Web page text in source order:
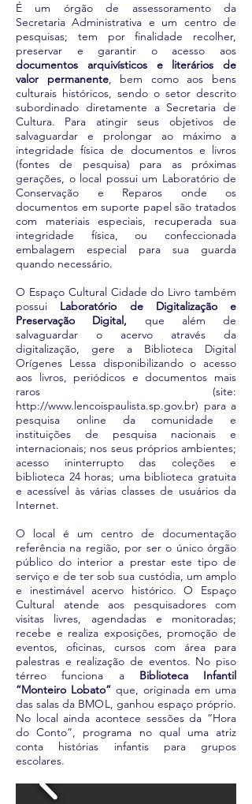
É um órgão de assessoramento da
Secretaria Administrativa e um centro de
pesquisas; tem por finalidade recolher,
preservar e garantir o acesso aos
documentos arquivísticos e literários de
valor permanente, bem como aos bens
culturais históricos, sendo o setor descrito
subordinado diretamente a Secretaria de
Cultura. Para atingir seus objetivos de
salvaguardar e prolongar ao máximo a
integridade física de documentos e livros
(fontes de pesquisa) para as próximas
gerações, o local possui um Laboratório de
Conservação e Reparos onde os
documentos em suporte papel são tratados
com materiais especiais, recuperada sua
integridade física, ou confeccionada
embalagem especial para sua guarda
quando necessário.
O Espaço Cultural Cidade do Livro também
possui Laboratório de Digitalização e
Preservação Digital, que além de
salvaguardar o acervo através da
digitalização, gere a Biblioteca Digital
Orígenes Lessa disponibilizando o acesso
aos livros, periódicos e documentos mais
raros (site:
http://www.lencoispaulista.sp.gov.br) para a
pesquisa online da comunidade e
instituições de pesquisa nacionais e
internacionais; nos seus próprios ambientes;
acesso ininterrupto das coleções e
biblioteca 24 horas; uma biblioteca gratuita
e acessível às várias classes de usuários da
Internet.
O local é um centro de documentação
referência na região, por ser o único órgão
público do interior a prestar este tipo de
serviço e de ter sob sua custódia, um amplo
e inestimável acervo histórico. O Espaço
Cultural atende aos pesquisadores com
visitas livres, agendadas e monitoradas;
recebe e realiza exposições, promoção de
eventos, oficinas, cursos com área para
palestras e realização de eventos. No piso
térreo funciona a Biblioteca Infantil
“Monteiro Lobato” que, originada em uma
das salas da BMOL, ganhou espaço próprio.
No local ainda acontece sessões da “Hora
do Conto”, programa no qual uma atriz
conta histórias infantis para grupos
escolares.